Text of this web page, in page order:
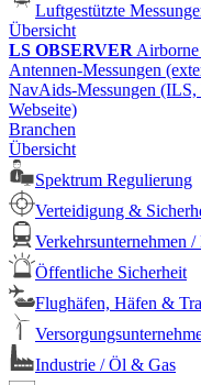
Luftgestützte
Übersicht
LS OBSERVER
Antennen-Messungen
NavAids-Messungen
Webseite)
Branchen
Übersicht
Spektrum Regulierung
Verteidigung &
Verkehrsunternehmen
Öffentliche Sicherheit
Flughäfen, Häfen &
Industrie / Öl & Gas